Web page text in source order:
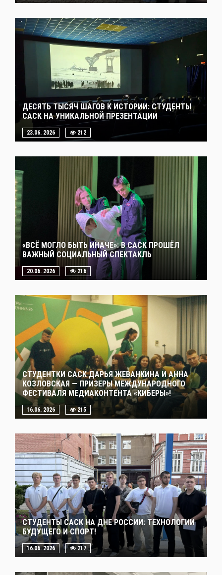
ДЕСЯТЬ ТЫСЯЧ ШАГОВ К ИСТОРИИ: СТУДЕНТЫ
САСК НА УНИКАЛЬНОЙ ПРЕЗЕНТАЦИИ
23.06. 2026 212
«ВСЁ МОГЛО БЫТЬ ИНАЧЕ»: В САСК ПРОШЁЛ
ВАЖНЫЙ СОЦИАЛЬНЫЙ СПЕКТАКЛЬ
20.06. 2026 216
СТУДЕНТКИ САСК ДАРЬЯ ЖЕВАНКИНА И АННА
КОЗЛОВСКАЯ — ПРИЗЕРЫ МЕЖДУНАРОДНОГО
ФЕСТИВАЛЯ МЕДИАКОНТЕНТА «КИБЕРЫ»!
16.06. 2026 215
СТУДЕНТЫ САСК НА ДНЕ РОССИИ: ТЕХНОЛОГИИ
БУДУЩЕГО И СПОРТ!
16.06. 2026 217